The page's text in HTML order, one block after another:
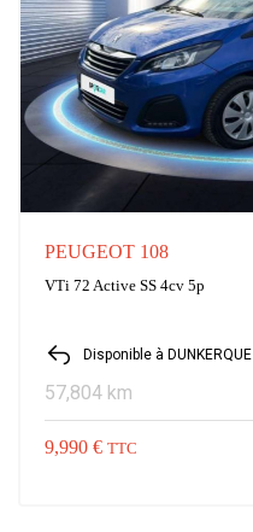
PEUGEOT 108
VTi 72 Active SS 4cv 5p
Disponible à DUNKERQUE
57,804 km
9,990 € TTC